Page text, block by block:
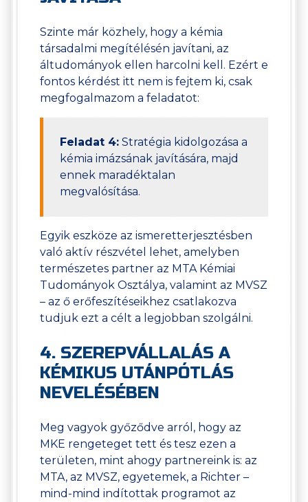
Szinte már közhely, hogy a kémia
társadalmi megítélésén javítani, az
áltudományok ellen harcolni kell. Ezért e
fontos kérdést itt nem is fejtem ki, csak
megfogalmazom a feladatot:
Feladat 4: Stratégia kidolgozása a
kémia imázsának javítására, majd
ennek maradéktalan
megvalósítása.
Egyik eszköze az ismeretterjesztésben
való aktív részvétel lehet, amelyben
természetes partner az MTA Kémiai
Tudományok Osztálya, valamint az MVSZ
– az ő erőfeszítéseikhez csatlakozva
tudjuk ezt a célt a legjobban szolgálni.
4. SZEREPVÁLLALÁS A
KÉMIKUS UTÁNPÓTLÁS
NEVELÉSÉBEN
Meg vagyok győződve arról, hogy az
MKE rengeteget tett és tesz ezen a
területen, mint ahogy partnereink is: az
MTA, az MVSZ, egyetemek, a Richter –
mind-mind indítottak programot az